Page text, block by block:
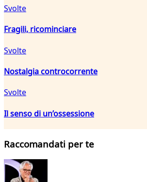
Svolte
Fragili, ricominciare
Svolte
Nostalgia controcorrente
Svolte
Il senso di un’ossessione
Raccomandati per te